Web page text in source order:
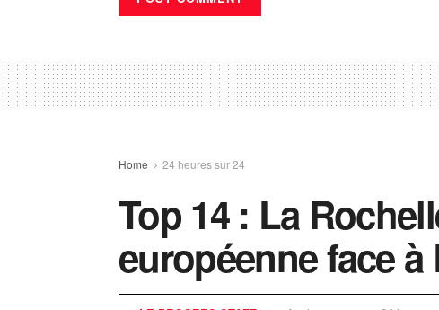
Home 24 heures sur 24
Top 14 : La
européenne face à